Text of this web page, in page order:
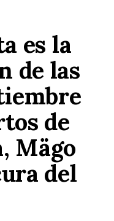
es la
de las
de
Mägo
del